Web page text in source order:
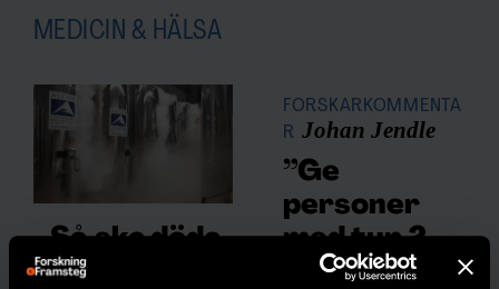
MEDICIN & HÄLSA
Så ska döda
återuppstå
FORSKARKOMMENTA
R Johan Jendle
”Ge
personer
med typ 2-
diabetes